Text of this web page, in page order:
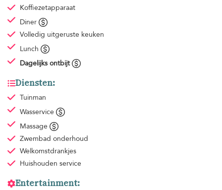
Koffiezetapparaat
Diner
Volledig uitgeruste keuken
Lunch
Dagelijks ontbijt
Diensten:
Tuinman
Wasservice
Massage
Zwembad onderhoud
Welkomstdrankjes
Huishouden service
Entertainment: